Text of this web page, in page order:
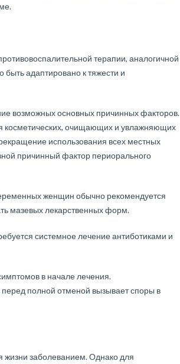
терапии, аналогичной
адаптировано к тяжести и
возможных основных причинных факторов.
косметических, очищающих и увлажняющих
использования всех местных
причинный фактор периорального
женщин обычно рекомендуется
мазевых лекарственных форм.
системное лечение антиботиками и
в начале лечения.
полной отменой вызывает споры в
заболеванием. Однако для